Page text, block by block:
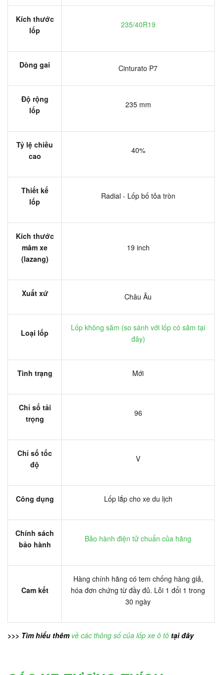
Kích thước
lốp
235/40R19
Dòng gai Cinturato P7
Độ rộng
lốp
235 mm
Tỷ lệ chiều
cao
40%
Thiết kế
lốp
Radial - Lốp bố tỏa tròn
Kích thước
mâm xe
(lazang)
19 inch
Xuất xứ Châu Âu
Loại lốp
Lốp không săm (so sánh với lốp có săm tại
đây)
Tình trạng Mới
Chỉ số tải
trọng
96
Chỉ số tốc
độ
V
Công dụng Lốp lắp cho xe du lịch
Chính sách
bảo hành
Bảo hành điện tử chuẩn của hãng
Cam kết
Hàng chính hãng có tem chống hàng giả,
hóa đơn chứng từ đầy đủ. Lỗi 1 đổi 1 trong
30 ngày
>>> Tìm hiểu thêm về các thông số của lốp xe ô tô tại đây